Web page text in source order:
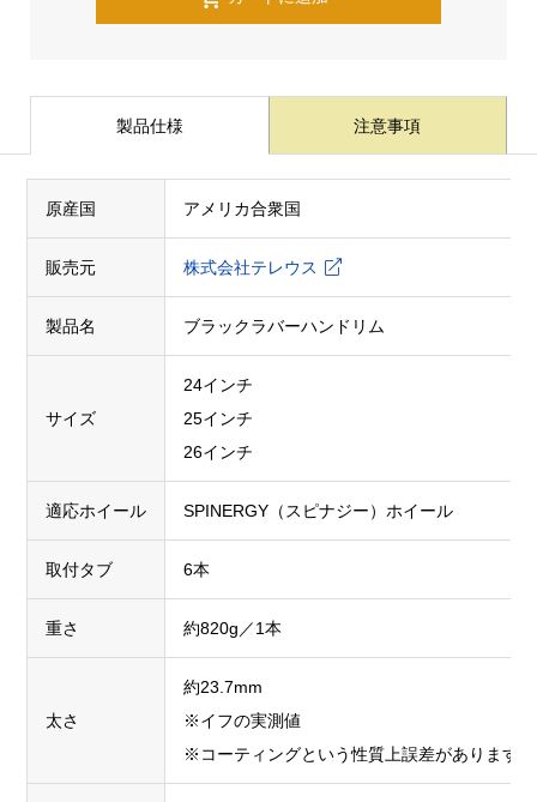
製品仕様 注意事項
原産国 アメリカ合衆国
販売元 株式会社テレウス
製品名 ブラックラバーハンドリム
サイズ
24インチ
25インチ
26インチ
適応ホイール SPINERGY（スピナジー）ホイール
取付タブ 6本
重さ 約820g／1本
太さ
約23.7mm
※イフの実測値
※コーティングという性質上誤差があります